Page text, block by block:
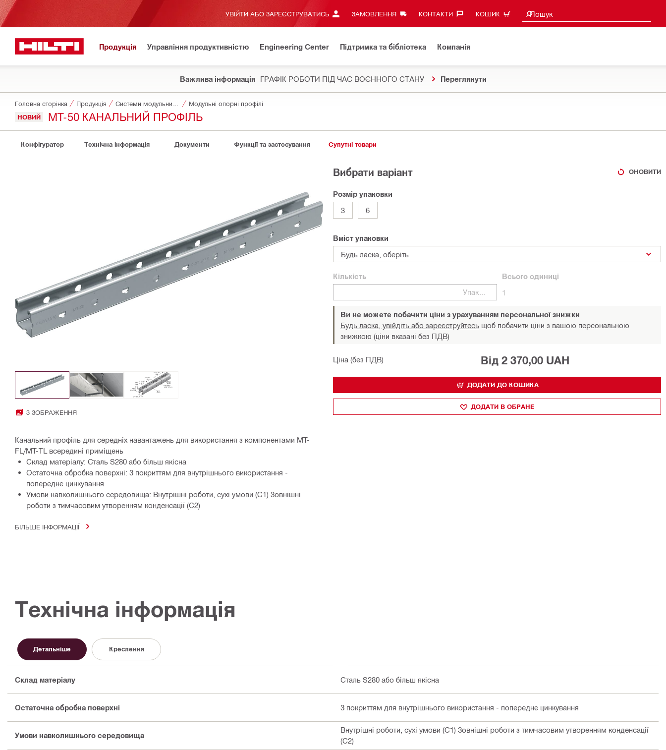
УВІЙТИ АБО ЗАРЕЄСТРУВАТИСЬ ЗАМОВЛЕННЯ КОНТАКТИ‎ КОШИК Пошук
Пошукові пропозиції
Продукція Управління продуктивністю Engineering Center Підтримка та бібліотека Компанія
Важлива інформація ГРАФІК РОБОТИ ПІД ЧАС ВОЄННОГО СТАНУ Переглянути
Головна сторінка Продукція Модульні опорні профілі
НОВИЙ MT-50 КАНАЛЬНИЙ ПРОФІЛЬ
Конфігуратор Технічна інформація Документи Функції та застосування Супутні товари
3 ЗОБРАЖЕННЯ
Канальний профіль для середніх навантажень для використання з компонентами MT-
FL/MT-TL всередині приміщень
Склад матеріалу: Сталь S280 або більш якісна
Остаточна обробка поверхні: З покриттям для внутрішнього використання -
попереднє цинкування
Умови навколишнього середовища: Внутрішні роботи, сухі умови (C1) Зовнішні
роботи з тимчасовим утворенням конденсації (C2)
БІЛЬШЕ ІНФОРМАЦІЇ
Вибрати варіант ОНОВИТИ
Розмір упаковки
3
6
Вміст упаковки
Будь ласка, оберіть
Кількість
Упаковки
Всього одиниці
1
Ви не можете побачити ціни з урахуванням персональної знижки
Будь ласка, увійдіть або зареєструйтесь щоб побачити ціни з вашою персональною
знижкою (ціни вказані без ПДВ)
Ціна (без ПДВ) Від 2 370,00 UAH
ДОДАТИ ДО КОШИКА
ДОДАТИ В ОБРАНЕ
Технічна інформація
Детальніше Креслення
Склад матеріалу Сталь S280 або більш якісна
Остаточна обробка поверхні З покриттям для внутрішнього використання - попереднє цинкування
Умови навколишнього середовища
Внутрішні роботи, сухі умови (C1) Зовнішні роботи з тимчасовим утворенням конденсації
(C2)